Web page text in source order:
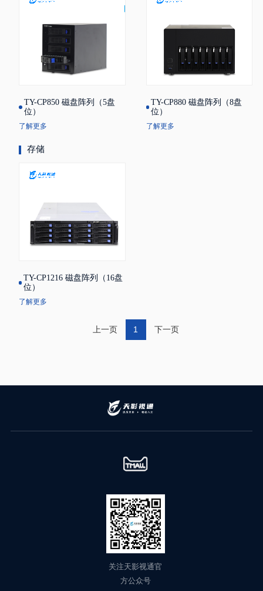
TY-CP850 磁盘阵列（5盘
位）
了解更多
TY-CP880 磁盘阵列（8盘
位）
了解更多
存储
TY-CP1216 磁盘阵列（16盘
位）
了解更多
上一页 1 下一页
关注天影视通官
方公众号